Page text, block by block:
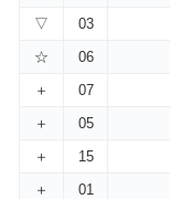
▽
03
☆
06
＋
07
＋
05
＋
15
＋
01